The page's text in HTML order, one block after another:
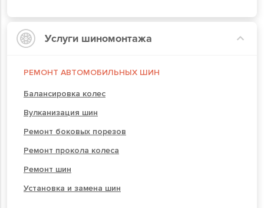
Услуги шиномонтажа
РЕМОНТ АВТОМОБИЛЬНЫХ ШИН
Балансировка колес
Вулканизация шин
Ремонт боковых порезов
Ремонт прокола колеса
Ремонт шин
Установка и замена шин